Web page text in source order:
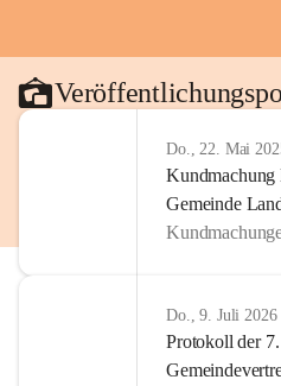
Do., 22. Mai
Kundmachung
Gemeinde
Do., 9. Juli 2026
Protokoll der 7.